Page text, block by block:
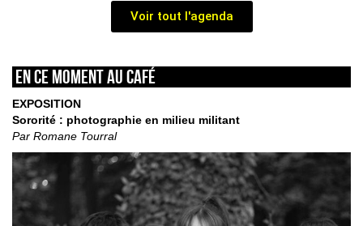
Voir tout l'agenda
En ce moment au café
EXPOSITION
Sororité : photographie en milieu militant
Par Romane Tourral